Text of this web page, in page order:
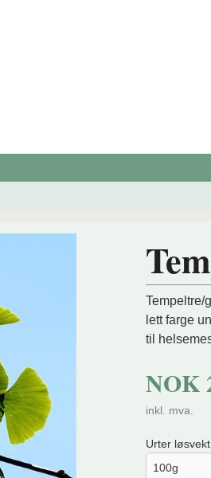
Tempeltre/
lett farge
til
NOK
inkl. mva.
Urter løsvekt